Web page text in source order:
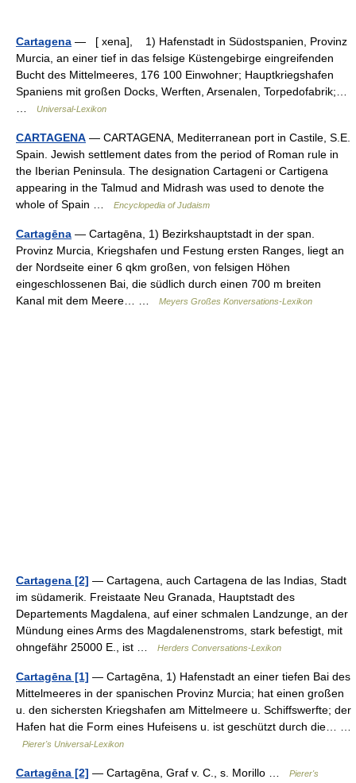
Cartagena — [ xena], 1) Hafenstadt in Südostspanien, Provinz
Murcia, an einer tief in das felsige Küstengebirge eingreifenden
Bucht des Mittelmeeres, 176 100 Einwohner; Hauptkriegshafen
Spaniens mit großen Docks, Werften, Arsenalen, Torpedofabrik;…
Universal-Lexikon
CARTAGENA — CARTAGENA, Mediterranean port in Castile, S.E.
Spain. Jewish settlement dates from the period of Roman rule in
the Iberian Peninsula. The designation Cartageni or Cartigena
appearing in the Talmud and Midrash was used to denote the
whole of Spain …
Encyclopedia of Judaism
Cartagēna — Cartagēna, 1) Bezirkshauptstadt in der span.
Provinz Murcia, Kriegshafen und Festung ersten Ranges, liegt an
der Nordseite einer 6 qkm großen, von felsigen Höhen
eingeschlossenen Bai, die südlich durch einen 700 m breiten
Kanal mit dem Meere… …
Meyers Großes Konversations-Lexikon
Cartagena [2] — Cartagena, auch Cartagena de las Indias, Stadt
im südamerik. Freistaate Neu Granada, Hauptstadt des
Departements Magdalena, auf einer schmalen Landzunge, an der
Mündung eines Arms des Magdalenenstroms, stark befestigt, mit
ohngefähr 25000 E., ist …
Herders Conversations-Lexikon
Cartagēna [1] — Cartagēna, 1) Hafenstadt an einer tiefen Bai des
Mittelmeeres in der spanischen Provinz Murcia; hat einen großen
u. den sichersten Kriegshafen am Mittelmeere u. Schiffswerfte; der
Hafen hat die Form eines Hufeisens u. ist geschützt durch die… …
Pierer's Universal-Lexikon
Cartagēna [2] — Cartagēna, Graf v. C., s. Morillo …
Pierer's